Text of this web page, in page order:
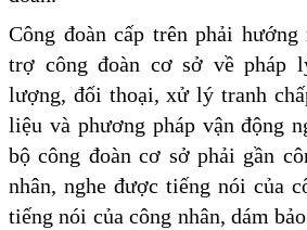
Công đoàn cấp trên phải
trợ công đoàn cơ sở về pháp
lượng, đối thoại, xử lý tranh
liệu và phương pháp vận động
bộ công đoàn cơ sở phải gần
nhân, nghe được tiếng nói của
tiếng nói của công nhân, dám